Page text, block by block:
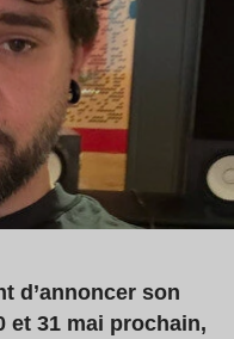
d’annoncer son
et 31 mai prochain,